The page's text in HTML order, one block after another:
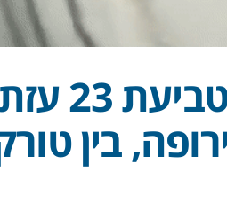
הלם
בין